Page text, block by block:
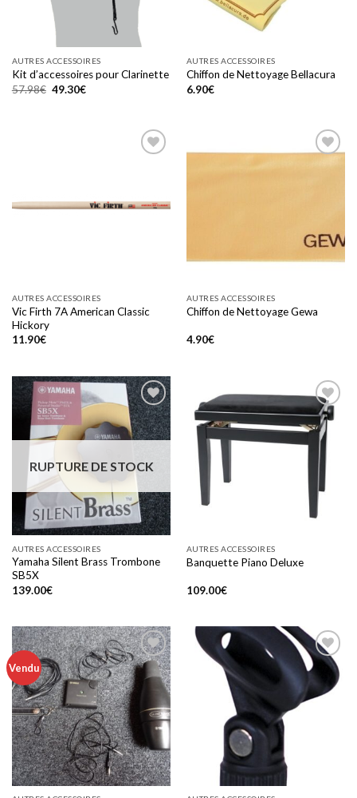
AUTRES ACCESSOIRES
Kit d’accessoires pour Clarinette
57.98€ Le
49.30€Le
AUTRES ACCESSOIRES
Chiffon de Nettoyage Bellacura
6.90€
wishlist
AUTRES ACCESSOIRES
Vic Firth 7A American Classic
Hickory
11.90€
AUTRES ACCESSOIRES
Chiffon de Nettoyage Gewa
4.90€
RUPTURE DE STOCK
AUTRES ACCESSOIRES
Yamaha Silent Brass Trombone
SB5X
139.00€
Add to
wishlist
AUTRES ACCESSOIRES
Banquette Piano Deluxe
109.00€
Vendu
Add to
wishlist
Add to
wishlist